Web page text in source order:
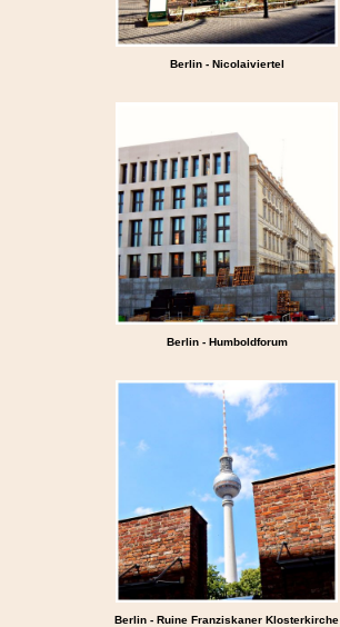
Berlin - Nicolaiviertel
Berlin - Humboldforum
Berlin - Ruine Franziskaner Klosterkirche